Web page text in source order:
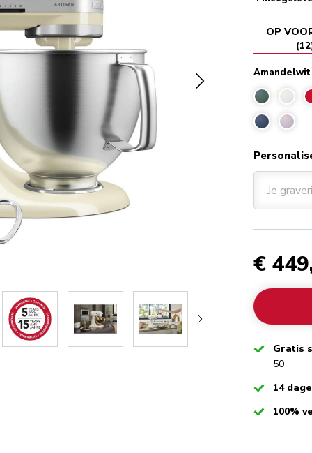
OP
(12
Amandelwit
Je
€
Checked
Gratis
50
Checked
14
Checked
100%